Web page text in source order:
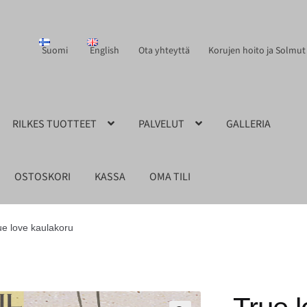
Suomi English Ota yhteyttä Korujen hoito ja Solmut
RILKES TUOTTEET PALVELUT GALLERIA
OSTOSKORI KASSA OMA TILI
love kaulakoru